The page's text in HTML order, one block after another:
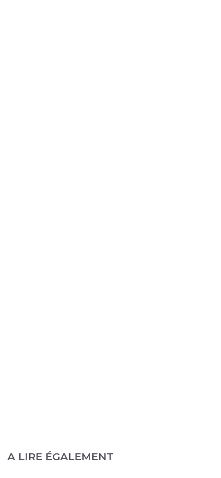
A LIRE ÉGALEMENT